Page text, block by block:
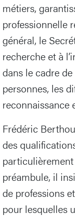
métiers,
professionnelle
général, le
recherche et à
dans le cadre
personnes, les
reconnaissance
Frédéric
des
préambule, il
de professions
pour lesquelles